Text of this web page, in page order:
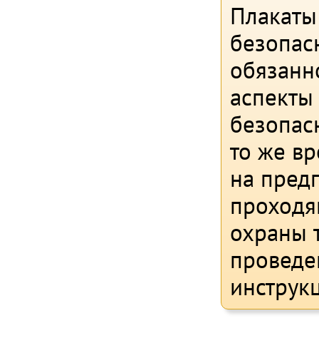
то же
на
охраны